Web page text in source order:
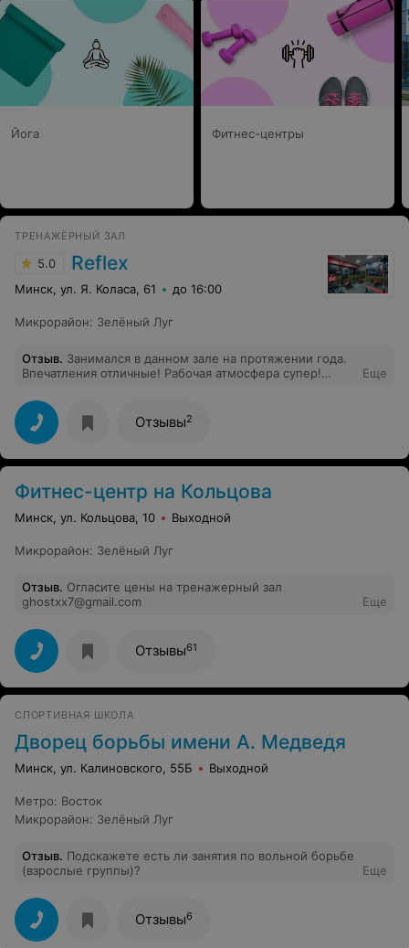
Йога Фитнес-центры
ТРЕНАЖЁРНЫЙ ЗАЛ
5.0 Reflex
Минск, ул. Я. Коласа, 61 до 16:00
Микрорайон: Зелёный Луг
Отзыв. Занимался в данном зале на протяжении года.
Впечатления отличные! Рабочая атмосфера супер!
Еще
Отзывы2
Фитнес-центр на Кольцова
Минск, ул. Кольцова, 10 Выходной
Микрорайон: Зелёный Луг
Отзыв. Огласите цены на тренажерный зал
ghostxx7@gmail.com
Еще
Отзывы61
СПОРТИВНАЯ ШКОЛА
Дворец борьбы имени А. Медведя
Минск, ул. Калиновского, 55Б Выходной
Метро: Восток
Микрорайон: Зелёный Луг
Отзыв. Подскажете есть ли занятия по вольной борьбе
(взрослые группы)?
Еще
Отзывы6